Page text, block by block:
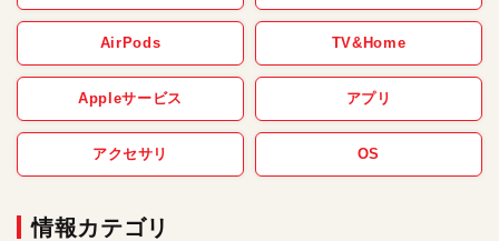
AirPods TV&Home
Appleサービス アプリ
アクセサリ OS
情報カテゴリ